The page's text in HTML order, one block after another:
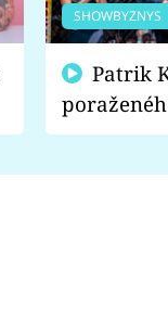
SHOWBYZNYS
fanoušci